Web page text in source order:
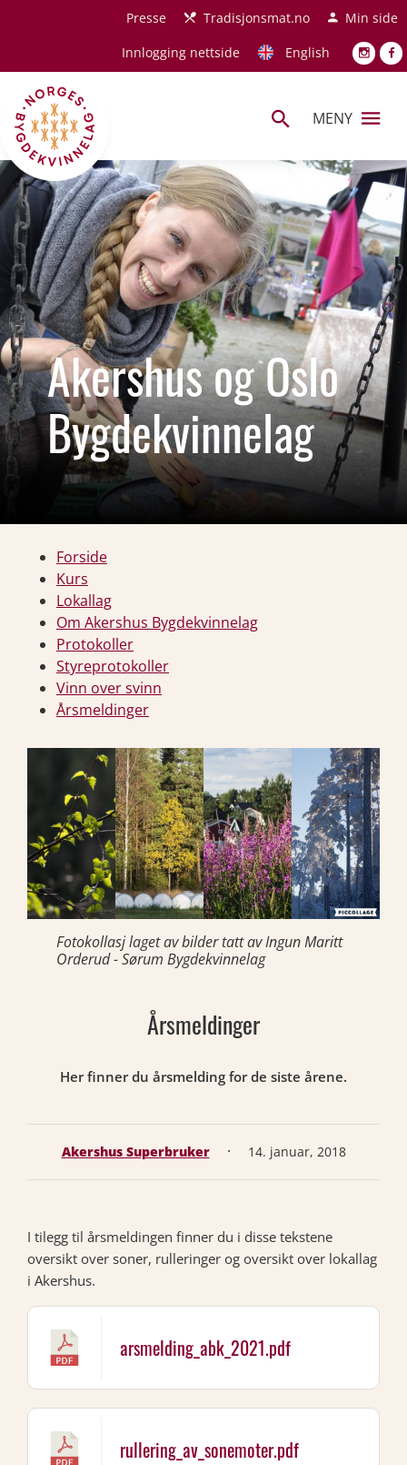
Hopp til hovedinnholdPresse Tradisjonsmat.no
Min side
Innlogging nettside
English
MENY
Akershus og Oslo
Bygdekvinnelag
Forside
Kurs
Lokallag
Om Akershus Bygdekvinnelag
Protokoller
Styreprotokoller
Vinn over svinn
Årsmeldinger
Fotokollasj laget av bilder tatt av Ingun Maritt
Orderud - Sørum Bygdekvinnelag
Årsmeldinger
Her finner du årsmelding for de siste årene.
Akershus Superbruker · 14. januar, 2018
I tilegg til årsmeldingen finner du i disse tekstene
oversikt over soner, rulleringer og oversikt over lokallag
i Akershus.
arsmelding_abk_2021.pdf
rullering_av_sonemoter.pdf